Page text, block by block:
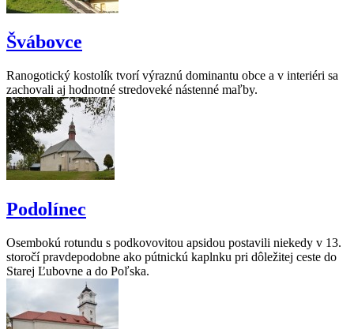
Švábovce
Ranogotický kostolík tvorí výraznú dominantu obce a v interiéri sa
zachovali aj hodnotné stredoveké nástenné maľby.
Podolínec
Osembokú rotundu s podkovovitou apsidou postavili niekedy v 13.
storočí pravdepodobne ako pútnickú kaplnku pri dôležitej ceste do
Starej Ľubovne a do Poľska.